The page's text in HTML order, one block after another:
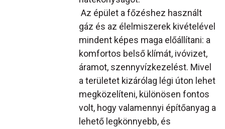
Az épület a főzéshez használt
gáz és az élelmiszerek kivételével
mindent képes maga előállítani: a
komfortos belső klímát, ivóvizet,
áramot, szennyvízkezelést. Mivel
a területet kizárólag légi úton lehet
megközelíteni, különösen fontos
volt, hogy valamennyi építőanyag a
lehető legkönnyebb, és